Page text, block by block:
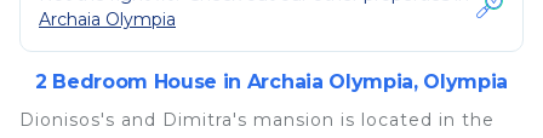
Archaia Olympia
2 Bedroom House in Archaia Olympia, Olympia
Dionisos's and Dimitra's mansion is located in the